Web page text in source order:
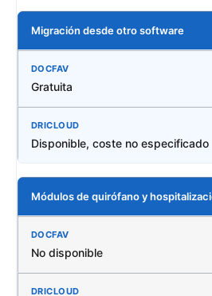
Migración desde otro software
Gratuita
Disponible, coste no especificado
Módulos de quirófano y
No disponible